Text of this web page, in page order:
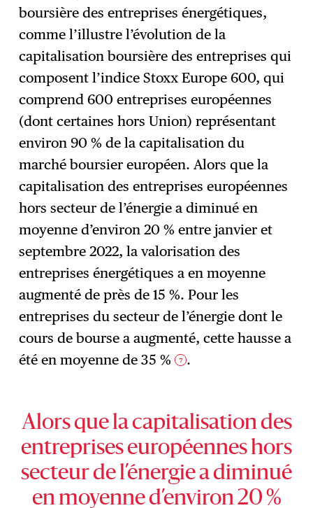
boursière des entreprises énergétiques,
comme l’illustre l’évolution de la
capitalisation boursière des entreprises qui
composent l’indice Stoxx Europe 600, qui
comprend 600 entreprises européennes
(dont certaines hors Union) représentant
environ 90 % de la capitalisation du
marché boursier européen. Alors que la
capitalisation des entreprises européennes
hors secteur de l’énergie a diminué en
moyenne d’environ 20 % entre janvier et
septembre 2022, la valorisation des
entreprises énergétiques a en moyenne
augmenté de près de 15 %. Pour les
entreprises du secteur de l’énergie dont le
cours de bourse a augmenté, cette hausse a
été en moyenne de 35 % 7 .
Alors que la capitalisation des
entreprises européennes hors
secteur de l’énergie a diminué
en moyenne d’environ 20 %